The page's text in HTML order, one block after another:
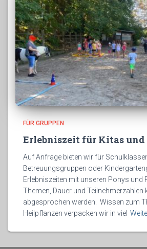
FÜR GRUPPEN
Erlebniszeit für Kitas und
Auf Anfrage bieten wir für
Betreuungsgruppen oder
Erlebniszeiten mit unseren Ponys und
Themen, Dauer und Teilnehmerzahlen
abgesprochen werden. Wissen zum
Heilpflanzen verpacken wir in viel